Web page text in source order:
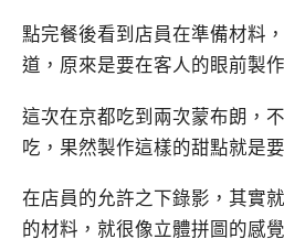
點完餐後看到店員在準備材料
道，原來是要在客人的眼前製
這次在京都吃到兩次蒙布朗，
吃，果然製作這樣的甜點就是
在店員的允許之下錄影，其實
的材料，就很像立體拼圖的感